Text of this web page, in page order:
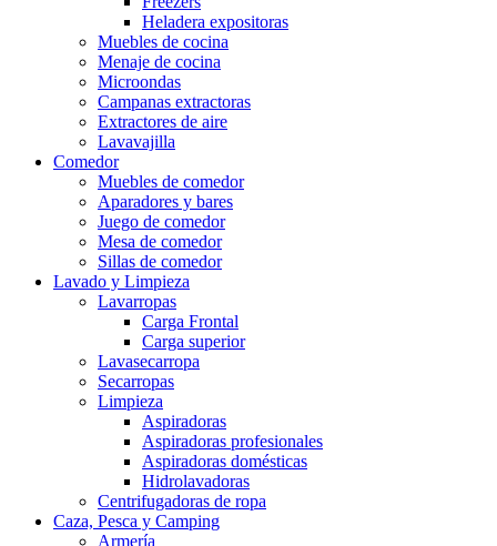
Heladera expositoras
Muebles de cocina
Menaje de cocina
Microondas
Campanas extractoras
Extractores de aire
Lavavajilla
Comedor
Muebles de comedor
Aparadores y bares
Juego de comedor
Mesa de comedor
Sillas de comedor
Lavado y Limpieza
Lavarropas
Carga Frontal
Carga superior
Lavasecarropa
Secarropas
Limpieza
Aspiradoras
Aspiradoras profesionales
Aspiradoras domésticas
Hidrolavadoras
Centrifugadoras de ropa
Caza, Pesca y Camping
Armería